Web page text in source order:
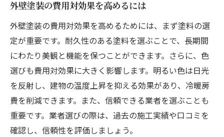
外壁塗装の費用対効果を高めるには
外壁塗装の費用対効果を高めるためには、まず塗料の選
定が重要です。耐久性のある塗料を選ぶことで、長期間
にわたり美観と機能を保つことができます。さらに、色
選びも費用対効果に大きく影響します。明るい色は日光
を反射し、建物の温度上昇を抑える効果があり、冷暖房
費を削減できます。また、信頼できる業者を選ぶことも
重要です。業者選びの際は、過去の施工実績や口コミを
確認し、信頼性を評価しましょう。